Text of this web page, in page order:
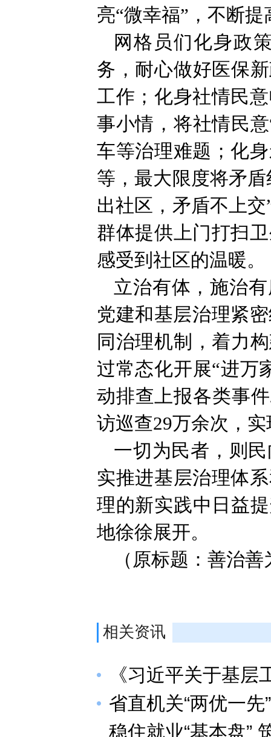
亮“微幸福”，不断
网格员们化身政
务，耐心做好医保
工作；化身社情民
事小情，将社情民
车等治理难题；化
等，最大限度将矛
出社区，矛盾不上
群体提供上门打扫
感受到社区的温暖。
立治有体，施治
党建和基层治理紧
同治理机制，着力
过常态化开展“进万
动排查上报各类事
访巡查29万余次，
一切为民者，则
实推进基层治理体
理的新实践中日益
地徐徐展开。
（原标题：善治
相关资讯
《习近平关于基
省直机关“两优一
稳住就业“基本盘”